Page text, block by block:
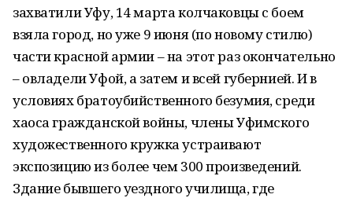
захватили Уфу, 14 марта колчаковцы с боем
взяла город, но уже 9 июня (по новому стилю)
части красной армии – на этот раз окончательно
– овладели Уфой, а затем и всей губернией. И в
условиях братоубийственного безумия, среди
хаоса гражданской войны, члены Уфимского
художественного кружка устраивают
экспозицию из более чем 300 произведений.
Здание бывшего уездного училища, где